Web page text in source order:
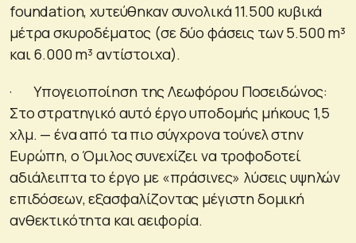
foundation, χυτεύθηκαν συνολικά 11.500 κυβικά
μέτρα σκυροδέματος (σε δύο φάσεις των 5.500 m³
και 6.000 m³ αντίστοιχα).
· Υπογειοποίηση της Λεωφόρου Ποσειδώνος:
Στο στρατηγικό αυτό έργο υποδομής μήκους 1,5
χλμ. — ένα από τα πιο σύγχρονα τούνελ στην
Ευρώπη, ο Όμιλος συνεχίζει να τροφοδοτεί
αδιάλειπτα το έργο με «πράσινες» λύσεις υψηλών
επιδόσεων, εξασφαλίζοντας μέγιστη δομική
ανθεκτικότητα και αειφορία.